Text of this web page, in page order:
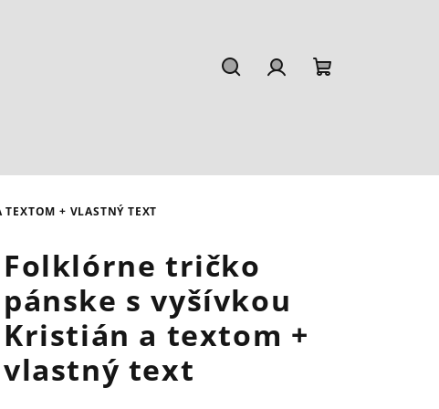
+ VLASTNÝ TEXT
Folklórne tričko
pánske s vyšívkou
Kristián a textom +
vlastný text